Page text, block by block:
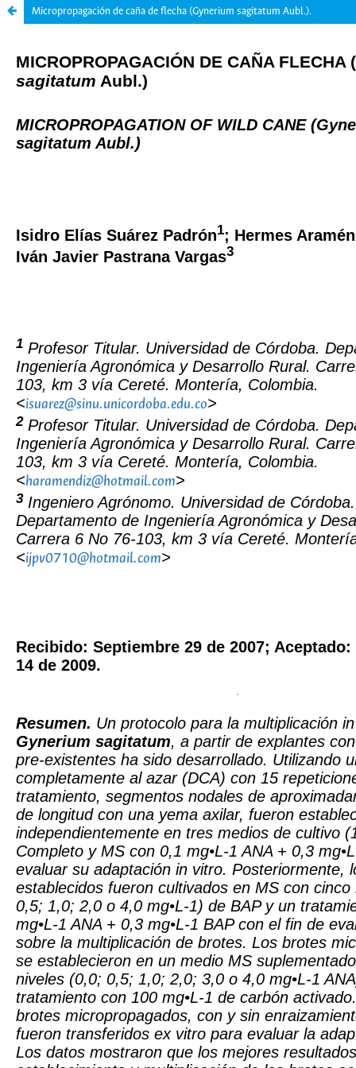
Micropropagación de caña de flecha (Gynerium sagitatum Aubl.).